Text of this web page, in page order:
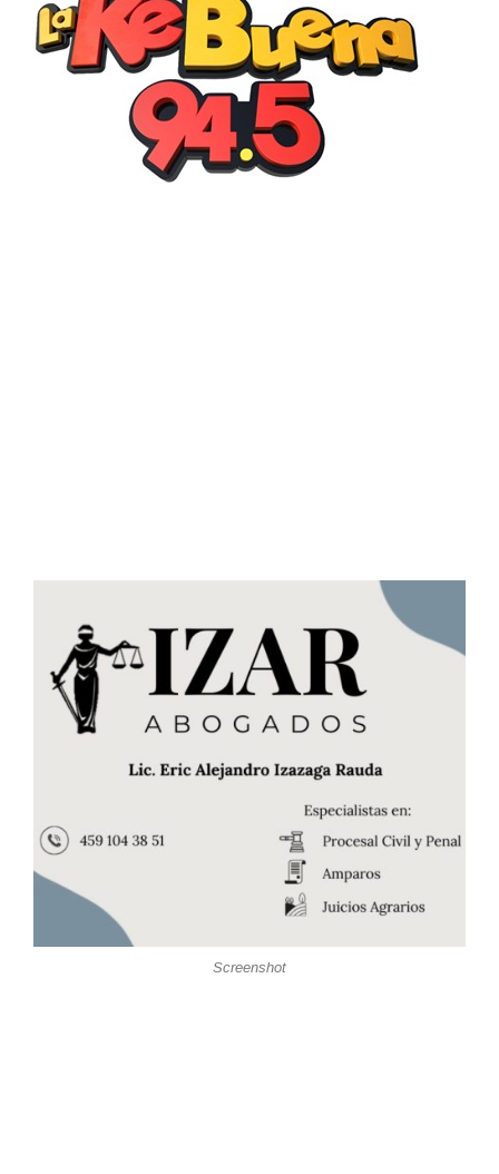
Screenshot